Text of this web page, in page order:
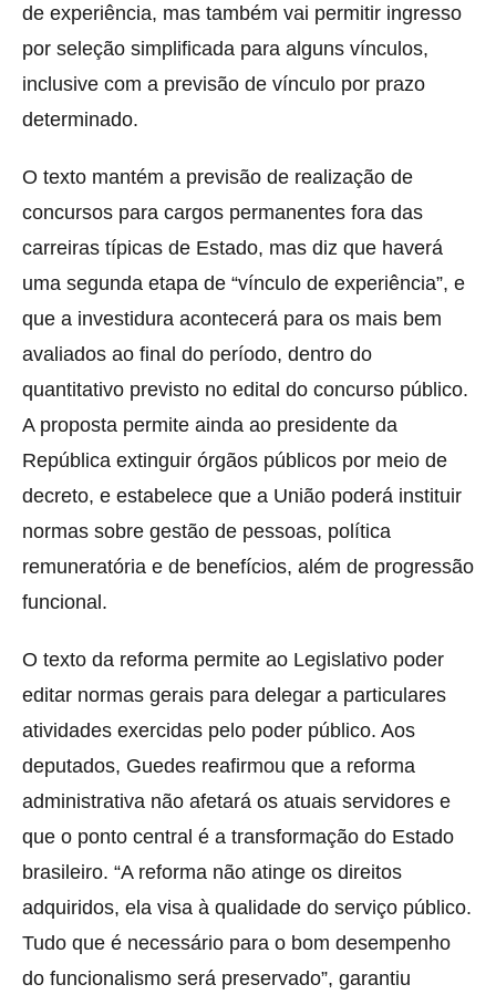
de experiência, mas também vai permitir ingresso
por seleção simplificada para alguns vínculos,
inclusive com a previsão de vínculo por prazo
determinado.
O texto mantém a previsão de realização de
concursos para cargos permanentes fora das
carreiras típicas de Estado, mas diz que haverá
uma segunda etapa de “vínculo de experiência”, e
que a investidura acontecerá para os mais bem
avaliados ao final do período, dentro do
quantitativo previsto no edital do concurso público.
A proposta permite ainda ao presidente da
República extinguir órgãos públicos por meio de
decreto, e estabelece que a União poderá instituir
normas sobre gestão de pessoas, política
remuneratória e de benefícios, além de progressão
funcional.
O texto da reforma permite ao Legislativo poder
editar normas gerais para delegar a particulares
atividades exercidas pelo poder público. Aos
deputados, Guedes reafirmou que a reforma
administrativa não afetará os atuais servidores e
que o ponto central é a transformação do Estado
brasileiro. “A reforma não atinge os direitos
adquiridos, ela visa à qualidade do serviço público.
Tudo que é necessário para o bom desempenho
do funcionalismo será preservado”, garantiu